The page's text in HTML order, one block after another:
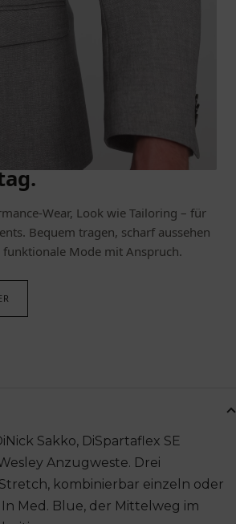
Ready für
Wear, Look wie Tailoring – für
Bequem tragen, scharf aussehen
Mode mit Anspruch.
Sakko, DiSpartaflex SE
Anzugweste. Drei
kombinierbar einzeln oder
Med. Blue, der Mittelweg im